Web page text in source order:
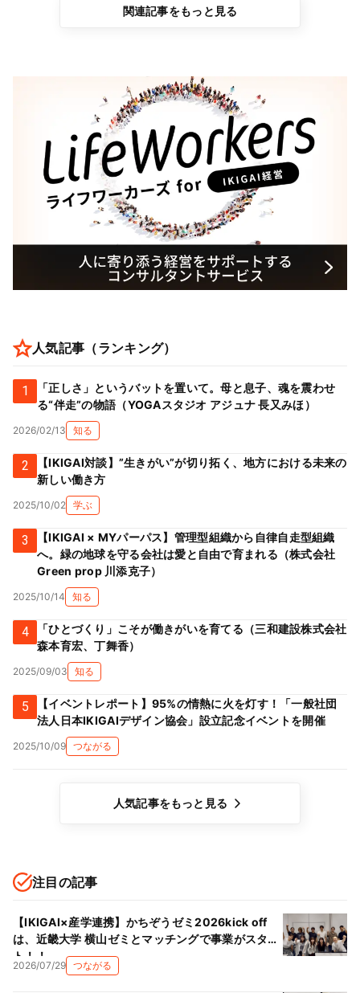
関連記事をもっと見る
人気記事（ランキング）
1
「正しさ」というバットを置いて。母と息子、魂を震わせ
る“伴走”の物語（YOGAスタジオ アジュナ 長又みほ）
2026/02/13 知る
2
【IKIGAI対談】”生きがい”が切り拓く、地方における未来の
新しい働き方
2025/10/02 学ぶ
3
【IKIGAI × MYパーパス】管理型組織から自律自走型組織
へ。緑の地球を守る会社は愛と自由で育まれる（株式会社
Green prop 川添克子）
2025/10/14 知る
4
「ひとづくり」こそが働きがいを育てる（三和建設株式会社
森本育宏、丁舞香）
2025/09/03 知る
5
【イベントレポート】95%の情熱に火を灯す！「一般社団
法人日本IKIGAIデザイン協会」設立記念イベントを開催
2025/10/09 つながる
人気記事をもっと見る
注目の記事
【IKIGAI×産学連携】かちぞうゼミ2026kick off
は、近畿大学 横山ゼミとマッチングで事業がスター
ト！！
2026/07/29 つながる